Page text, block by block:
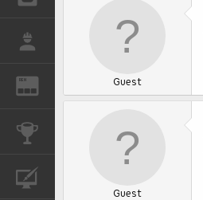
REN
КОНКУРСЫ
Guest
Guest